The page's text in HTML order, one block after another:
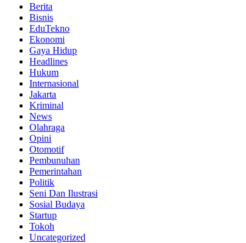
Berita
Bisnis
EduTekno
Ekonomi
Gaya Hidup
Headlines
Hukum
Internasional
Jakarta
Kriminal
News
Olahraga
Opini
Otomotif
Pembunuhan
Pemerintahan
Politik
Seni Dan Ilustrasi
Sosial Budaya
Startup
Tokoh
Uncategorized